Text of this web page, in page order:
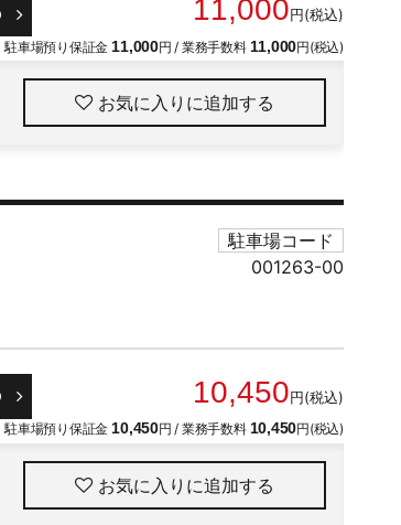
11,000円(税込)
駐車場預り保証金 11,000円 / 業務手数料 11,000円(税込)
お気に入りに追加
駐車場コード
001263-00
10,450円(税込)
駐車場預り保証金 10,450円 / 業務手数料 10,450円(税込)
お気に入りに追加